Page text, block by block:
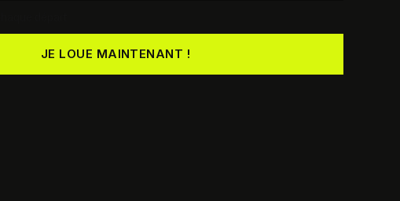
JE LOUE MAINTENANT !